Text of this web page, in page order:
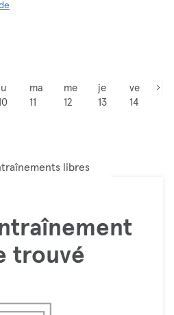
lu
ma
11
me
12
je
13
ve
14
libres
trouvé